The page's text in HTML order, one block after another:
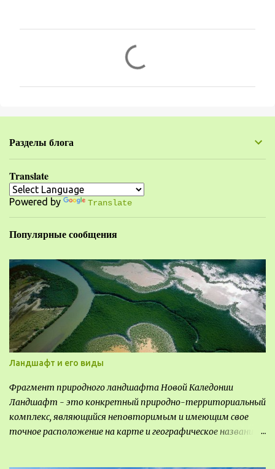
е
т
р
и
и
Разделы блога
Translate
Powered by Translate
Популярные сообщения
Ландшафт и его виды
Фрагмент природного ландшафта Новой Каледонии
Ландшафт - это конкретный природно-территориальный
комплекс, являющийся неповторимым и имеющим свое
точное расположение на карте и географическое название.